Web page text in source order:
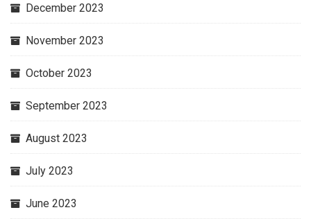
December 2023
November 2023
October 2023
September 2023
August 2023
July 2023
June 2023